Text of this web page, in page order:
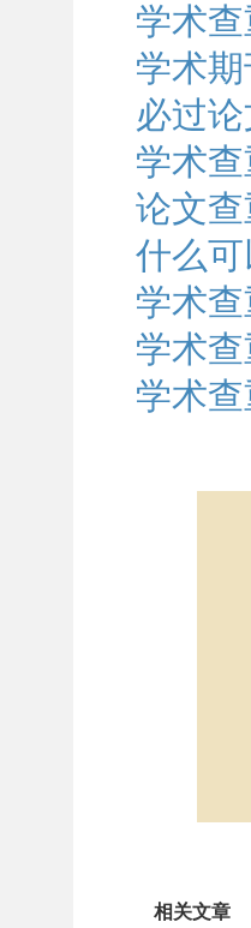
学术
学术
必过
学术
论文
什么
学术
学术
学术
相关文章